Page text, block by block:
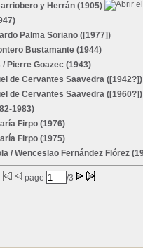
y Herrán (1905)
Palma Soriano ([1977])
Bustamante (1944)
/ Pierre Goazec (1943)
de Cervantes Saavedra ([1942?])
de Cervantes Saavedra ([1960?])
1983)
Firpo (1976)
Firpo (1975)
/ Wenceslao Fernández Flórez
page /3